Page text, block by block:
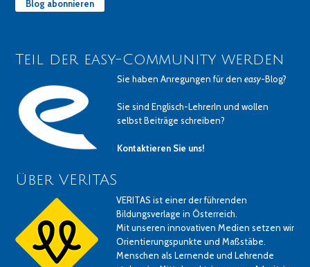
Blog abonnieren
Teil der easy-Community werden
Sie haben Anregungen für deneasy-Blog?
Sie sind Englisch-LehrerIn und wollen
selbst Beiträge schreiben?
Kontaktieren Sie uns!
Über VERITAS
VERITAS ist einer der führenden
Bildungsverlage in Österreich.
Mit unseren innovativen Medien setzen wir
Orientierungspunkte und Maßstäbe.
Menschen als Lernende und Lehrende